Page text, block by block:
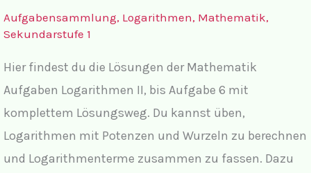
Aufgabensammlung, Logarithmen, Mathematik,
Sekundarstufe 1
Hier findest du die Lösungen der Mathematik
Aufgaben Logarithmen II, bis Aufgabe 6 mit
komplettem Lösungsweg. Du kannst üben,
Logarithmen mit Potenzen und Wurzeln zu berechnen
und Logarithmenterme zusammen zu fassen. Dazu